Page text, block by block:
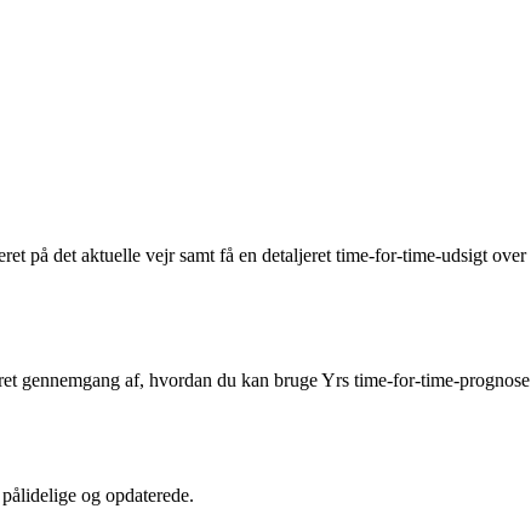
på det aktuelle vejr samt få en detaljeret time-for-time-udsigt over
af, hvordan du kan bruge Yrs time-for-time-prognose
og opdaterede.